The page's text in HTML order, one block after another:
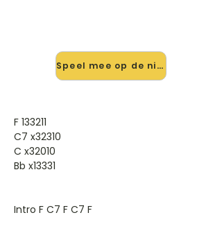
Speel mee op de nieuwe site →
F 133211
C7 x32310
C x32010
Bb x13331
Intro F C7 F C7 F